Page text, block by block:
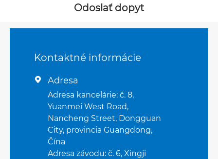
Odoslať dopyt
Kontaktné informácie
 Adresa
Adresa kancelárie: č. 8,
Yuanmei West Road,
Nancheng Street, Dongguan
City, provincia Guangdong,
Čína
Adresa závodu: č. 6, Xingji